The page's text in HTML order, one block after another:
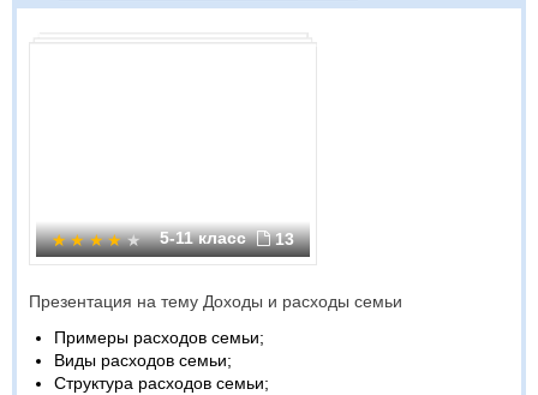
5-11 класс 13
Презентация на тему Доходы и расходы семьи
Примеры расходов семьи;
Виды расходов семьи;
Структура расходов семьи;